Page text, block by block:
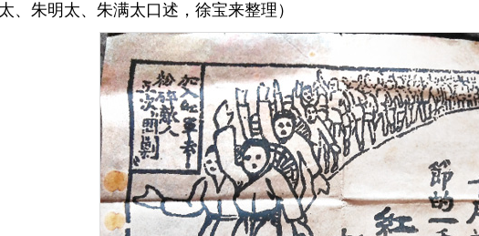
太、朱明太、朱满太口述，徐宝来整理）